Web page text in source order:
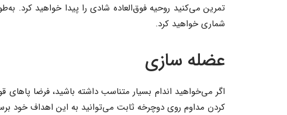
تمرین می‌کنید روحیه فوق‌العاده شادی را پیدا خواهید کرد.
شماری خواهید کرد.
عضله سازی
اگر می‌خواهید اندام بسیار متناسب داشته باشید، فرضا
کردن مداوم روی دوچرخه ثابت می‌توانید به این اهداف خود